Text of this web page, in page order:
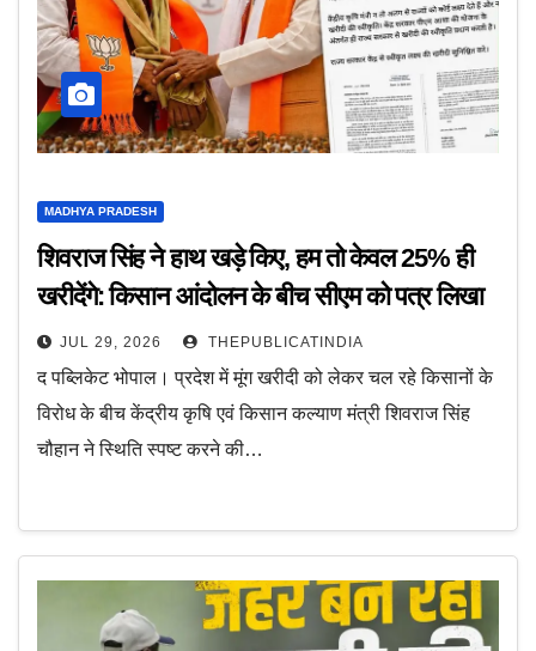
MADHYA PRADESH
शिवराज सिंह ने हाथ खड़े किए, हम तो केवल 25% ही
खरीदेंगे: किसान आंदोलन के बीच सीएम को पत्र लिखा
JUL 29, 2026 THEPUBLICATINDIA
द पब्लिकेट भोपाल। प्रदेश में मूंग खरीदी को लेकर चल रहे किसानों के
विरोध के बीच केंद्रीय कृषि एवं किसान कल्याण मंत्री शिवराज सिंह
चौहान ने स्थिति स्पष्ट करने की…